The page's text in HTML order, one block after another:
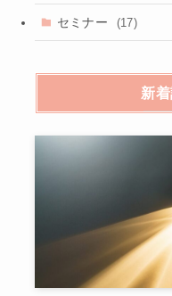
セミナー (17)
新